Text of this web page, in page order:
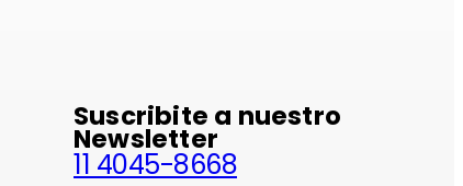
Suscribite a nuestro
Newsletter
11 4045-8668